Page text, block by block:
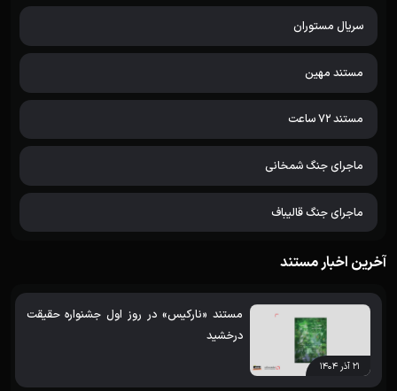
سریال مستوران
مستند مهین
مستند 72 ساعت
ماجرای جنگ شمخانی
ماجرای جنگ قالیباف
آخرین اخبار مستند
۲۱ آذر ۱۴۰۴
مستند «نارکیس» در روز اول جشنواره حقیقت
درخشید